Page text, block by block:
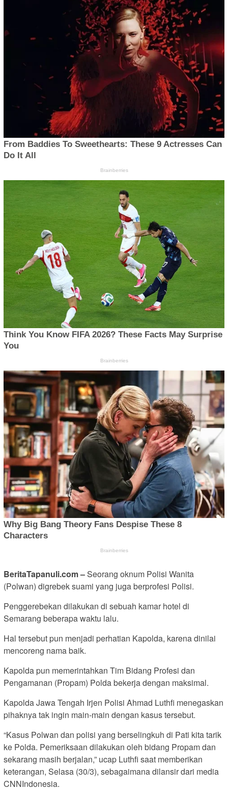
BeritaTapanuli.com –Seorang oknum Polisi Wanita
(Polwan) digrebek suami yang juga berprofesi Polisi.
Penggerebekan dilakukan di sebuah kamar hotel di
Semarang beberapa waktu lalu.
Hal tersebut pun menjadi perhatian Kapolda, karena dinilai
mencoreng nama baik.
Kapolda pun memerintahkan Tim Bidang Profesi dan
Pengamanan (Propam) Polda bekerja dengan maksimal.
Kapolda Jawa Tengah Irjen Polisi Ahmad Luthfi menegaskan
pihaknya tak ingin main-main dengan kasus tersebut.
“Kasus Polwan dan polisi yang berselingkuh di Pati kita tarik
ke Polda. Pemeriksaan dilakukan oleh bidang Propam dan
sekarang masih berjalan,” ucap Luthfi saat memberikan
keterangan, Selasa (30/3), sebagaimana dilansir dari media
CNNIndonesia.